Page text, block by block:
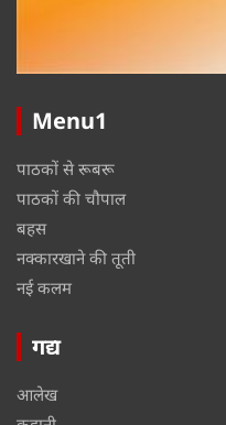
Menu1
पाठकों से रूबरू
पाठकों की चौपाल
बहस
नक्कारखाने की तूती
नई कलम
गद्य
आलेख